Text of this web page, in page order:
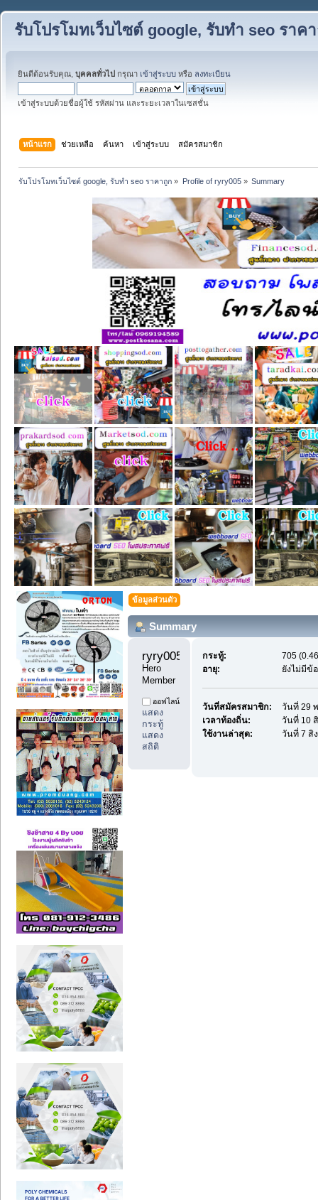
รับโปรโมทเว็บไซต์ google, รับทำ seo ราค
ยินดีต้อนรับคุณ, บุคคลทั่วไป กรุณา เข้าสู่ระบบ หรือ ลงทะเบียน
เข้าสู่ระบบด้วยชื่อผู้ใช้ รหัสผ่าน และระยะเวลาในเซสชั่น
หน้าแรก ช่วยเหลือ ค้นหา เข้าสู่ระบบ สมัครสมาชิก
รับโปรโมทเว็บไซต์ google, รับทำ seo ราคาถูก » Profile of ryry005» Summary
ข้อมูลส่วนตัว
Summary
Hero
Member
ออฟไลน์
แสดง
กระทู้
แสดง
สถิติ
กระทู้:
705
อายุ:
ยังไม่มีข้
วันที่สมัครสมาชิก:
วันที่ 29
เวลาท้องถิ่น:
วันที่ 10
ใช้งานล่าสุด:
วันที่ 7 สิ